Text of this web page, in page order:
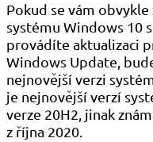
Pokud se vám obvykle
systému Windows 10
provádíte aktualizaci
Windows Update,
nejnovější verzi
je nejnovější verzí
verze 20H2, jinak
z října 2020.